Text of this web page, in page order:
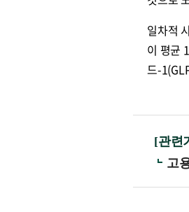
일차적
이 평균
드-
[관련
고